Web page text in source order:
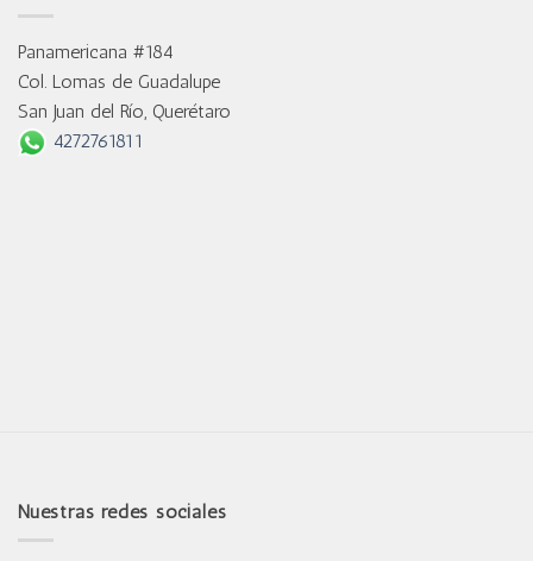
Panamericana #184
Col. Lomas de Guadalupe
San Juan del Río, Querétaro
4272761811
Nuestras redes sociales